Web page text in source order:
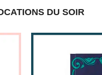
DU SOIR